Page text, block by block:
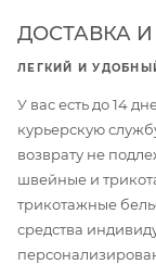
ДОСТАВКА
ЛЕГКИЙ И
У вас есть до 14
курьерскую
возврату не
швейные и
трикотажные
средства